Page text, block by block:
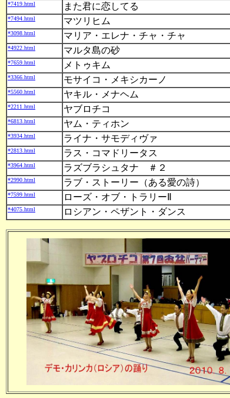
*7419.html また君に恋してる
*7494.html マツリヒム
*3098.html マリア・エレナ・チャ・チャ
*4922.html マルタ島の砂
*7659.html メトゥキム
*3366.html モサイコ・メキシカーノ
*5560.html ヤキル・メナヘム
*2211.html ヤブロチコ
*6813.html ヤム・ティホン
*3934.html ライナ・サモディヴァ
*2813.html ラス・コマドリータス
*3964.html ラズブラシュタナ ＃２
*2990.html ラブ・ストーリー（ある愛の詩）
*7599.html ローズ・オブ・トラリーⅡ
*4075.html ロシアン・ペザント・ダンス